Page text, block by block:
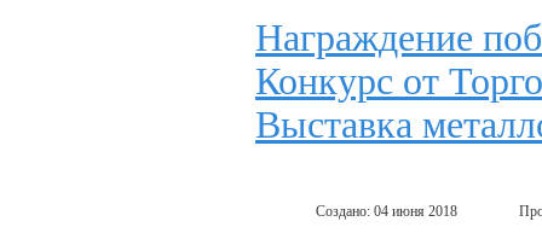
Награждение
Конкурс от
Выставка
Создано: 04 июня 2018